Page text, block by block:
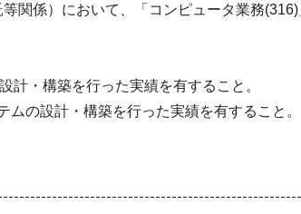
関係）において、「コンピュータ業務
計・構築を行った実績を有すること。
の設計・構築を行った実績を有すること。